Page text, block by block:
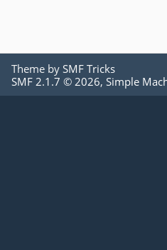
Theme by SMF Tricks
SMF 2.1.7 © 2026, Simple